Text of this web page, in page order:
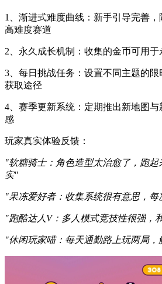
1、渐进式难度曲线：新手引导完善
高难度赛道
2、永久成长机制：收集的金币可用
3、每日挑战任务：设置不同主题的
获取途径
4、赛季更新系统：定期推出新地图
感
玩家真实体验反馈：
"软糖骑士：角色造型太治愈了，跑起
实"
"果冻爱好者：收集系统很有意思，
"跑酷达人V：多人模式竞技性很强，
"休闲玩家喵：每天通勤路上玩两局